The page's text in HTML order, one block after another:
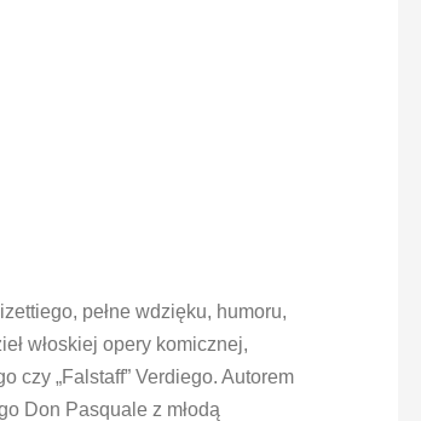
pełne wdzięku, humoru,
włoskiej opery komicznej,
czy „Falstaff” Verdiego. Autorem
Don Pasquale z młodą